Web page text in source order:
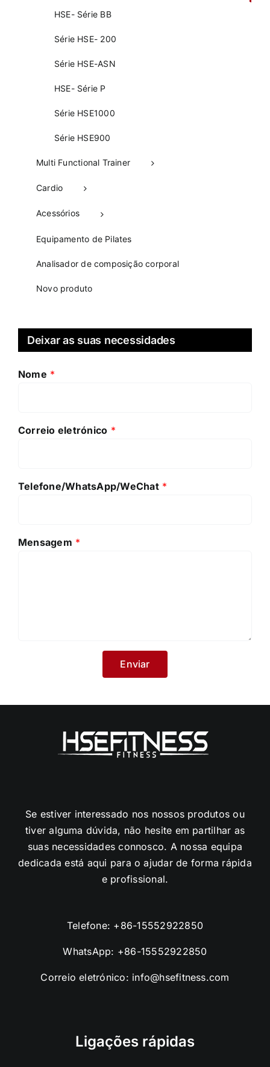
HSE- Série BB
Série HSE- 200
Série HSE-ASN
HSE- Série P
Série HSE1000
Série HSE900
Multi Functional Trainer
Cardio
Acessórios
Equipamento de Pilates
Analisador de composição corporal
Novo produto
Deixar as suas necessidades
Nome *
Correio eletrónico *
Telefone/WhatsApp/WeChat *
Mensagem *
Se estiver interessado nos nossos produtos ou
tiver alguma dúvida, não hesite em partilhar as
suas necessidades connosco. A nossa equipa
dedicada está aqui para o ajudar de forma rápida
e profissional.
Telefone: +86-15552922850
WhatsApp: +86-15552922850
Correio eletrónico: info@hsefitness.com
Ligações rápidas